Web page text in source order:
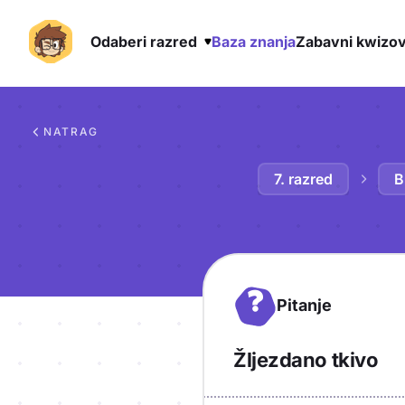
Odaberi razred Baza znanjaZabavni
NATRAG
7. razred
? Pitanje
Žljezdano tkivo